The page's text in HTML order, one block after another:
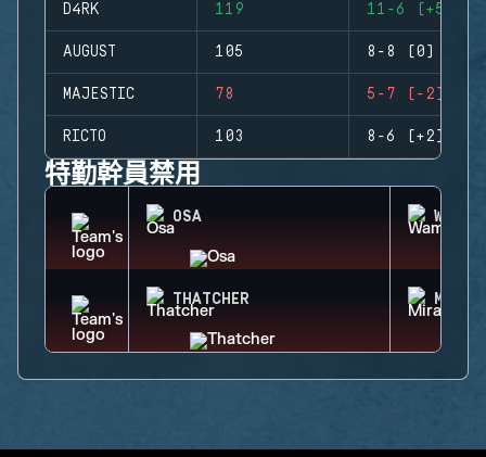
D4RK 119 11-6 (+5)
AUGUST 105 8-8 (0)
MAJESTIC 78 5-7 (-2)
RICTO 103 8-6 (+2)
特勤幹員禁用
OSA WAMAI
THATCHER MIRA